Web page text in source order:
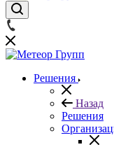
Решения
Назад
Решения